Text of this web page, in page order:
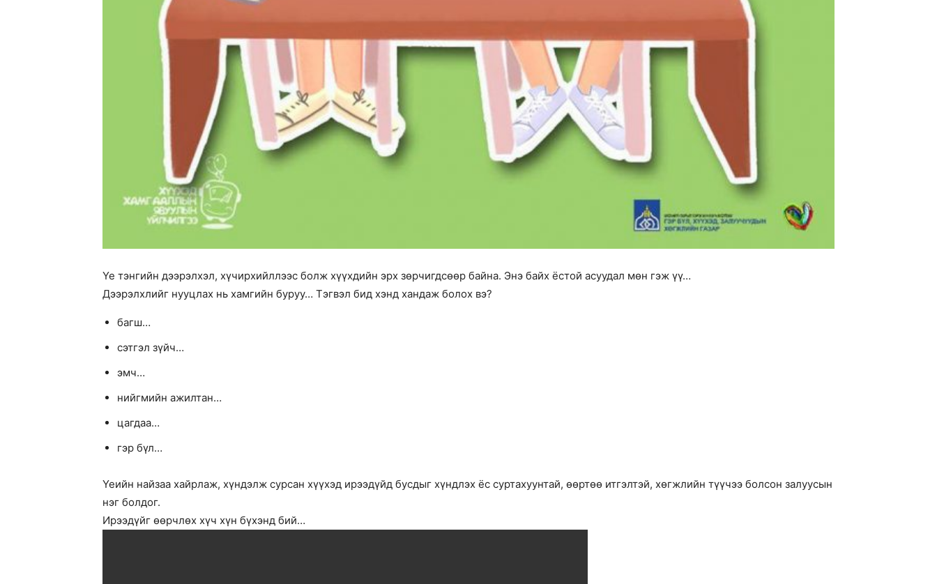
Үе тэнгийн дээрэлхэл, хүчирхийллээс болж хүүхдийн эрх зөрчигдсөөр байна. Энэ байх ёстой асуудал мөн гэж үү…
Дээрэлхлийг нууцлах нь хамгийн буруу… Тэгвэл бид хэнд хандаж болох вэ?
багш…
сэтгэл зүйч…
эмч…
нийгмийн ажилтан…
цагдаа…
гэр бүл…
Үеийн найзаа хайрлаж, хүндэлж сурсан хүүхэд ирээдүйд бусдыг хүндлэх ёс суртахуунтай, өөртөө итгэлтэй, хөгжлийн түүчээ болсон залуусын
нэг болдог.
Ирээдүйг өөрчлөх хүч хүн бүхэнд бий…